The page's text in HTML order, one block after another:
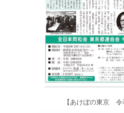
【あけぼの東京 令